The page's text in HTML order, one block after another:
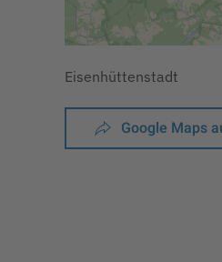
Eisenhüttenstadt
Google Maps